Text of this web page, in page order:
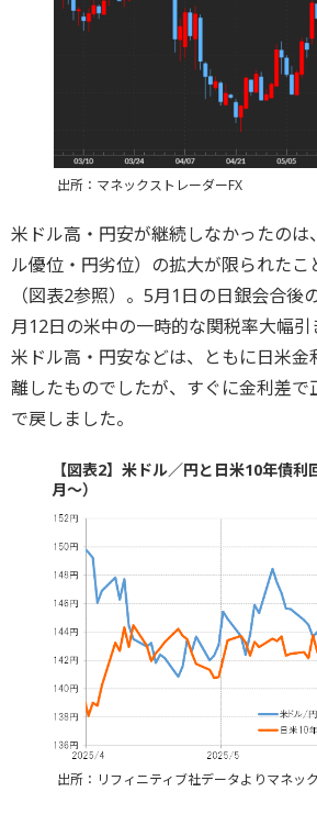
出所：マネックストレーダーFX
米ドル高・円安が継続しなかったのは
ル優位・円劣位）の拡大が限られたこ
（図表2参照）。5月1日の日銀会合後
月12日の米中の一時的な関税率大幅
米ドル高・円安などは、ともに日米金
離したものでしたが、すぐに金利差で
で戻しました。
【図表2】米ドル／円と日米10年債
月～）
出所：リフィニティブ社データよりマネッ